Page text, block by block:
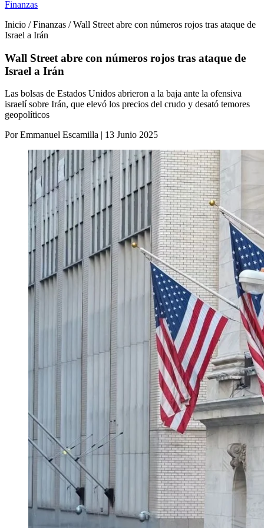
Finanzas
Inicio / Finanzas / Wall Street abre con números rojos tras ataque de
Israel a Irán
Wall Street abre con números rojos tras ataque de
Israel a Irán
Las bolsas de Estados Unidos abrieron a la baja ante la ofensiva
israelí sobre Irán, que elevó los precios del crudo y desató temores
geopolíticos
Por Emmanuel Escamilla | 13 Junio 2025